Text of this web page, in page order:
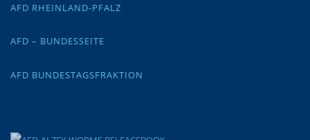
AFD RHEINLAND-PFALZ
AFD – BUNDESSEITE
AFD BUNDESTAGSFRAKTION